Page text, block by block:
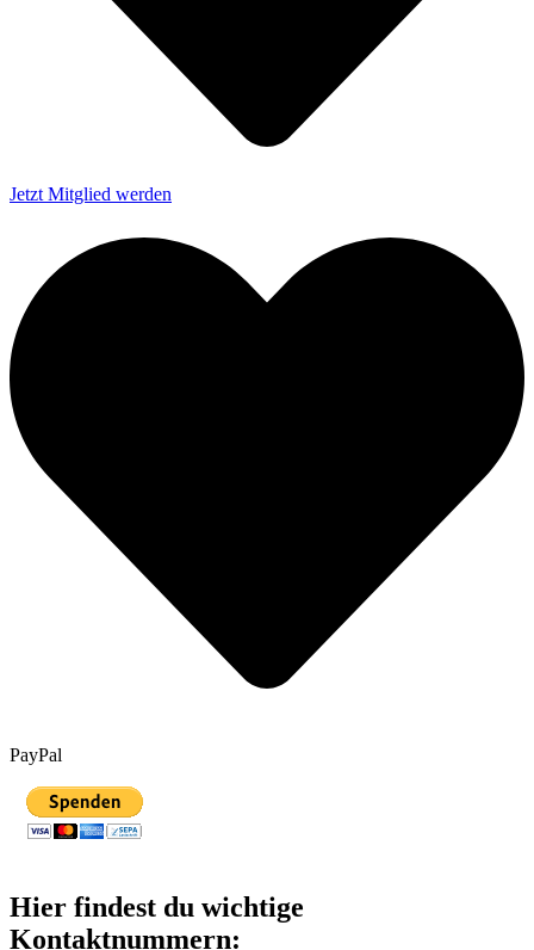
Jetzt Mitglied werden
PayPal
Hier findest du wichtige
Kontaktnummern: